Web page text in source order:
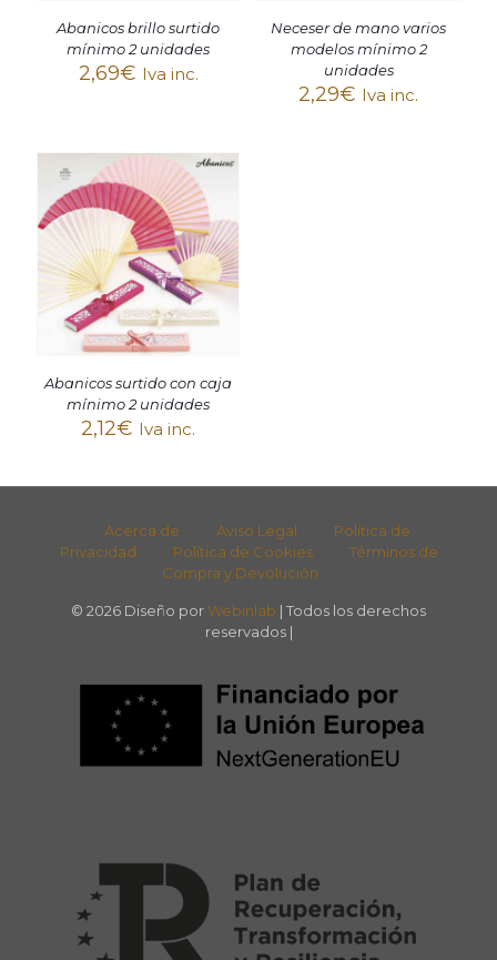
Abanicos brillo surtido
mínimo 2 unidades
2,69€ Iva inc.
Neceser de mano varios
modelos mínimo 2
unidades
2,29€ Iva inc.
Abanicos surtido con caja
mínimo 2 unidades
2,12€ Iva inc.
Acerca de Aviso Legal
Política de
Privacidad
Política de Cookies
Términos de
Compra y Devolución
© 2026 Diseño por Webinlab | Todos los derechos
reservados |